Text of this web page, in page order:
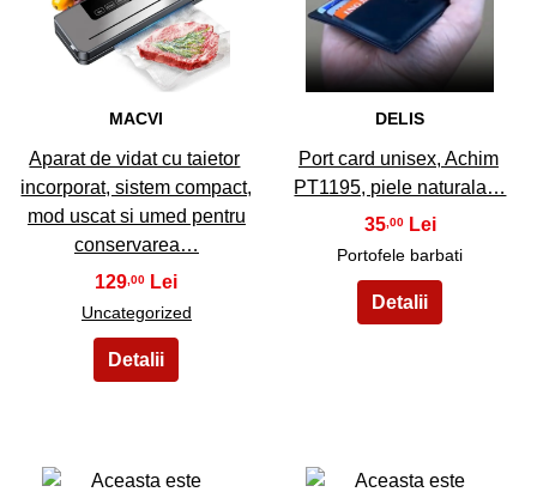
9
MACVI
Aparat de vidat cu taietor
incorporat, sistem compact,
mod uscat si umed pentru
conservarea…
129 ,00
Uncategorized
DELIS
Port card unisex, Achim
PT1195, piele naturala…
35,00
Portofele barbati